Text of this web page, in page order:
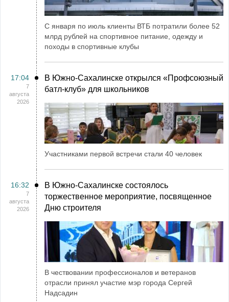
С января по июль клиенты ВТБ потратили более 52
млрд рублей на спортивное питание, одежду и
походы в спортивные клубы
17:04
7
августа
2026
В Южно-Сахалинске открылся «Профсоюзный
батл-клуб» для школьников
Участниками первой встречи стали 40 человек
16:32
7
августа
2026
В Южно-Сахалинске состоялось
торжественное мероприятие, посвященное
Дню строителя
В чествовании профессионалов и ветеранов
отрасли принял участие мэр города Сергей
Надсадин